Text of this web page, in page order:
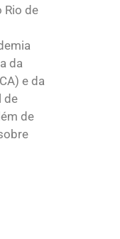
Rio de
da
e da
de
de